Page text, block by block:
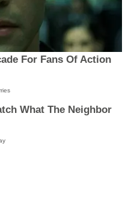
For Fans Of Action
What The Neighbor